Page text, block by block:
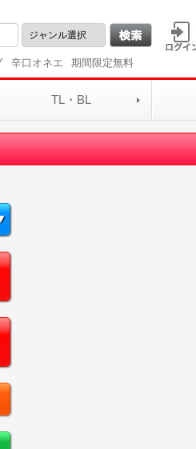
辛口オネエ 期間限定無料
TL・BL